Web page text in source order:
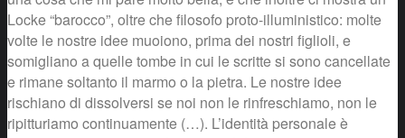
Locke “barocco”, oltre che filosofo proto-illuministico: molte
volte le nostre idee muoiono, prima dei nostri figlioli, e
somigliano a quelle tombe in cui le scritte si sono cancellate
e rimane soltanto il marmo o la pietra. Le nostre idee
rischiano di dissolversi se noi non le rinfreschiamo, non le
ripitturiamo continuamente (…). L’identità personale è